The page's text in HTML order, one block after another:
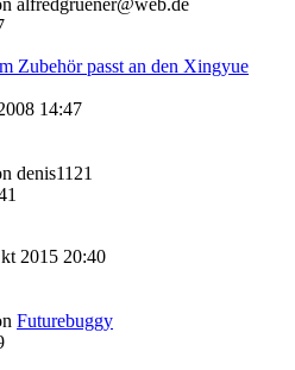
Zubehör passt an den Xingyue
14:47
denis1121
2015 20:40
Futurebuggy